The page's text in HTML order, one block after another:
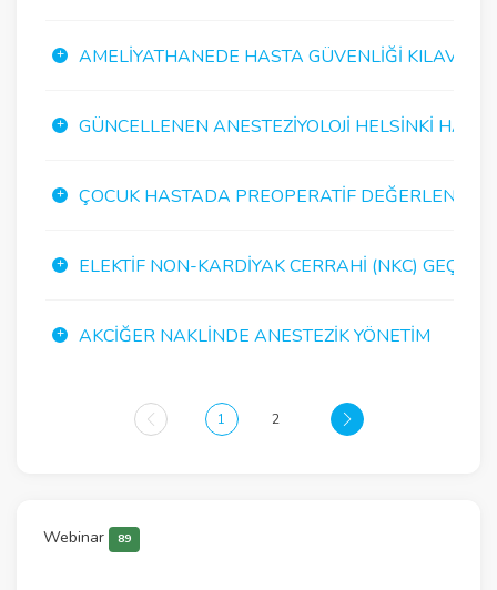
AMELIYATHANEDE HASTA GÜVENLIĞI KILAVUZU
GÜNCELLENEN ANESTEZIYOLOJI HELSINKI
ÇOCUK HASTADA PREOPERATIF
ELEKTIF NON-KARDIYAK CERRAHI (NKC)
AKCIĞER NAKLINDE ANESTEZIK YÖNETIM
1 2
Webinar 89